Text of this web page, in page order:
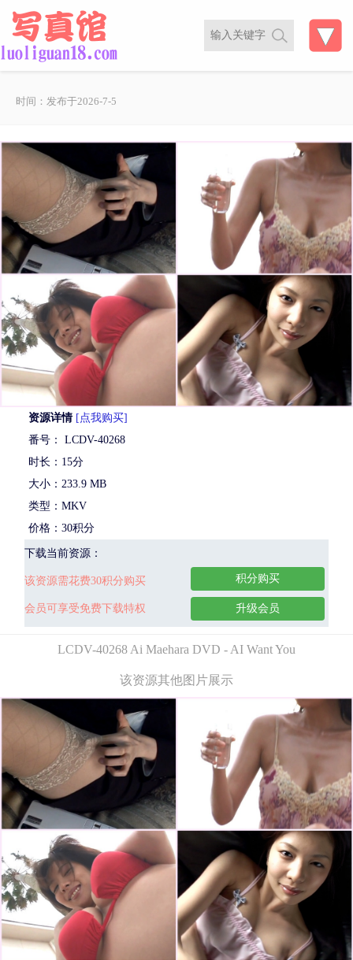
时间：发布于2026-7-5
资源详情 [点我购买]
番号： LCDV-40268
时长：15分
大小：233.9 MB
类型：MKV
价格：30积分
下载当前资源：
该资源需花费30积分购买
会员可享受免费下载特权
积分购买
升级会员
LCDV-40268 Ai Maehara DVD - AI Want You
该资源其他图片展示